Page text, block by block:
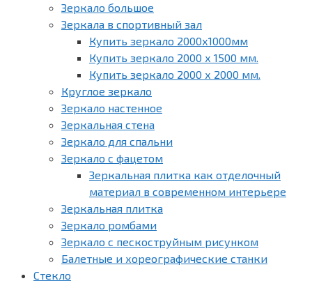
Зеркало большое
Зеркала в спортивный зал
Купить зеркало 2000х1000мм
Купить зеркало 2000 х 1500 мм.
Купить зеркало 2000 х 2000 мм.
Круглое зеркало
Зеркало настенное
Зеркальная стена
Зеркало для спальни
Зеркало с фацетом
Зеркальная плитка как отделочный
материал в современном интерьере
Зеркальная плитка
Зеркало ромбами
Зеркало с пескоструйным рисунком
Балетные и хореографические станки
Стекло